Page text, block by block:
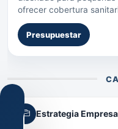
ofrecer cobertura
Presupuestar
Estrategia